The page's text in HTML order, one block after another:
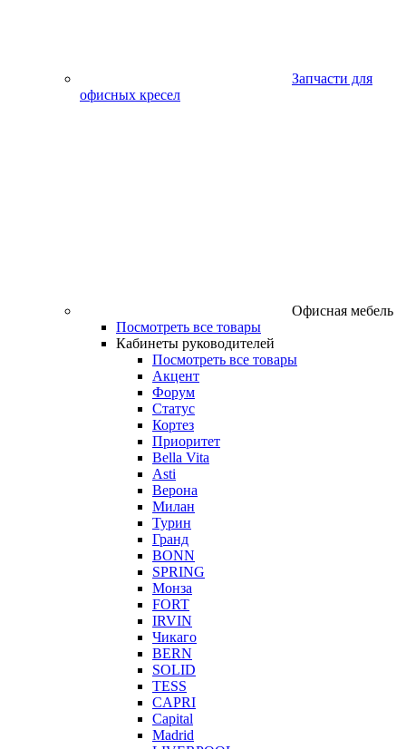
Запчасти для
офисных кресел
Офисная мебель
Посмотреть все товары
Кабинеты руководителей
Посмотреть все товары
Акцент
Форум
Статус
Кортез
Приоритет
Bella Vita
Asti
Верона
Милан
Турин
Гранд
BONN
SPRING
Монза
FORT
IRVIN
Чикаго
BERN
SOLID
TESS
CAPRI
Capital
Madrid